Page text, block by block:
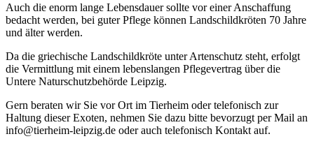
Auch die enorm lange Lebensdauer sollte vor einer Anschaffung
bedacht werden, bei guter Pflege können Landschildkröten 70 Jahre
und älter werden.
Da die griechische Landschildkröte unter Artenschutz steht, erfolgt
die Vermittlung mit einem lebenslangen Pflegevertrag über die
Untere Naturschutzbehörde Leipzig.
Gern beraten wir Sie vor Ort im Tierheim oder telefonisch zur
Haltung dieser Exoten, nehmen Sie dazu bitte bevorzugt per Mail an
info@tierheim-leipzig.de oder auch telefonisch Kontakt auf.